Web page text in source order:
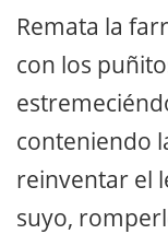
Remata la
con los
conteniendo
reinventar el
suyo,